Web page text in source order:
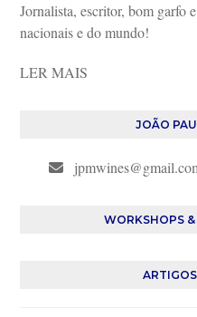
Jornalista, escritor, bom garfo
nacionais e do mundo!
LER MAIS
JOÃO
WORKSHOPS